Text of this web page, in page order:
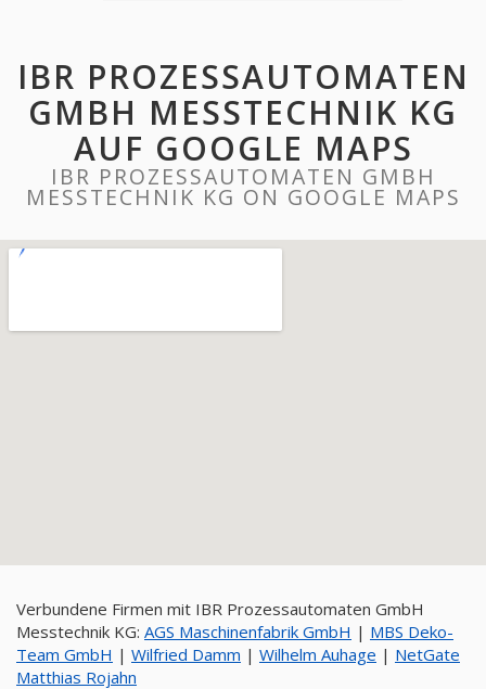
IBR PROZESSAUTOMATEN
GMBH MESSTECHNIK KG
AUF GOOGLE MAPS
IBR PROZESSAUTOMATEN GMBH
MESSTECHNIK KG ON GOOGLE MAPS
Verbundene Firmen mit IBR Prozessautomaten GmbH
Messtechnik KG: AGS Maschinenfabrik GmbH | MBS Deko-
Team GmbH | Wilfried Damm | Wilhelm Auhage | NetGate
Matthias Rojahn